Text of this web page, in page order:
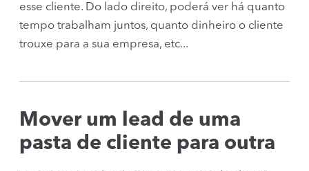
esse cliente. Do lado direito, poderá ver há quanto
tempo trabalham juntos, quanto dinheiro o cliente
trouxe para a sua empresa, etc...
Mover um lead de uma
pasta de cliente para outra